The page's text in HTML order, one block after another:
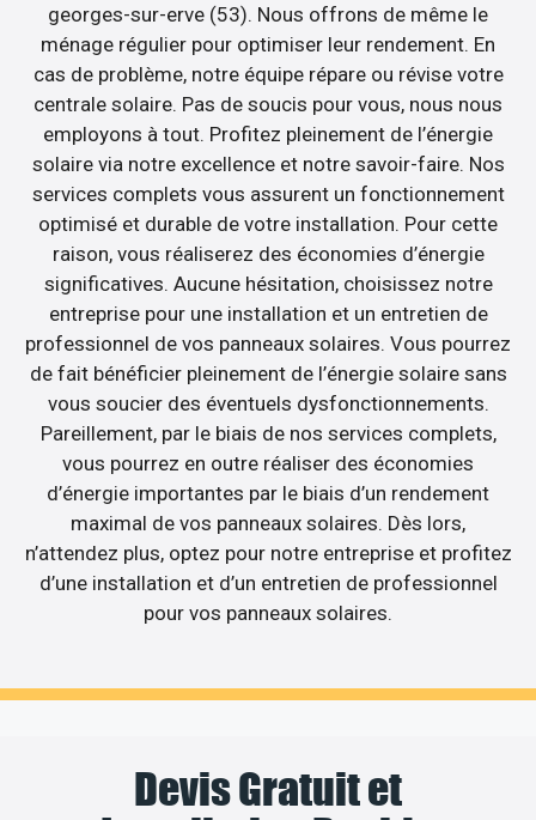
georges-sur-erve (53). Nous offrons de même le
ménage régulier pour optimiser leur rendement. En
cas de problème, notre équipe répare ou révise votre
centrale solaire. Pas de soucis pour vous, nous nous
employons à tout. Profitez pleinement de l’énergie
solaire via notre excellence et notre savoir-faire. Nos
services complets vous assurent un fonctionnement
optimisé et durable de votre installation. Pour cette
raison, vous réaliserez des économies d’énergie
significatives. Aucune hésitation, choisissez notre
entreprise pour une installation et un entretien de
professionnel de vos panneaux solaires. Vous pourrez
de fait bénéficier pleinement de l’énergie solaire sans
vous soucier des éventuels dysfonctionnements.
Pareillement, par le biais de nos services complets,
vous pourrez en outre réaliser des économies
d’énergie importantes par le biais d’un rendement
maximal de vos panneaux solaires. Dès lors,
n’attendez plus, optez pour notre entreprise et profitez
d’une installation et d’un entretien de professionnel
pour vos panneaux solaires.
Devis Gratuit et